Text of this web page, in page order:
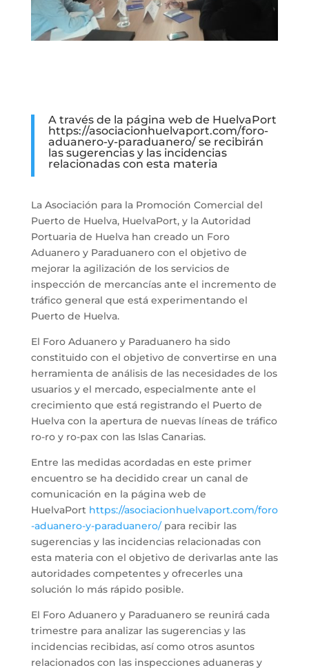
A través de la página web de HuelvaPort
https://asociacionhuelvaport.com/foro-
aduanero-y-paraduanero/ se recibirán
las sugerencias y las incidencias
relacionadas con esta materia
La Asociación para la Promoción Comercial del
Puerto de Huelva, HuelvaPort, y la Autoridad
Portuaria de Huelva han creado un Foro
Aduanero y Paraduanero con el objetivo de
mejorar la agilización de los servicios de
inspección de mercancías ante el incremento de
tráfico general que está experimentando el
Puerto de Huelva.
El Foro Aduanero y Paraduanero ha sido
constituido con el objetivo de convertirse en una
herramienta de análisis de las necesidades de los
usuarios y el mercado, especialmente ante el
crecimiento que está registrando el Puerto de
Huelva con la apertura de nuevas líneas de tráfico
ro-ro y ro-pax con las Islas Canarias.
Entre las medidas acordadas en este primer
encuentro se ha decidido crear un canal de
comunicación en la página web de
HuelvaPort https://asociacionhuelvaport.com/foro
-aduanero-y-paraduanero/ para recibir las
sugerencias y las incidencias relacionadas con
esta materia con el objetivo de derivarlas ante las
autoridades competentes y ofrecerles una
solución lo más rápido posible.
El Foro Aduanero y Paraduanero se reunirá cada
trimestre para analizar las sugerencias y las
incidencias recibidas, así como otros asuntos
relacionados con las inspecciones aduaneras y